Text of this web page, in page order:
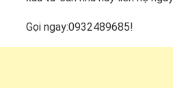
Gọi ngay:0932489685!